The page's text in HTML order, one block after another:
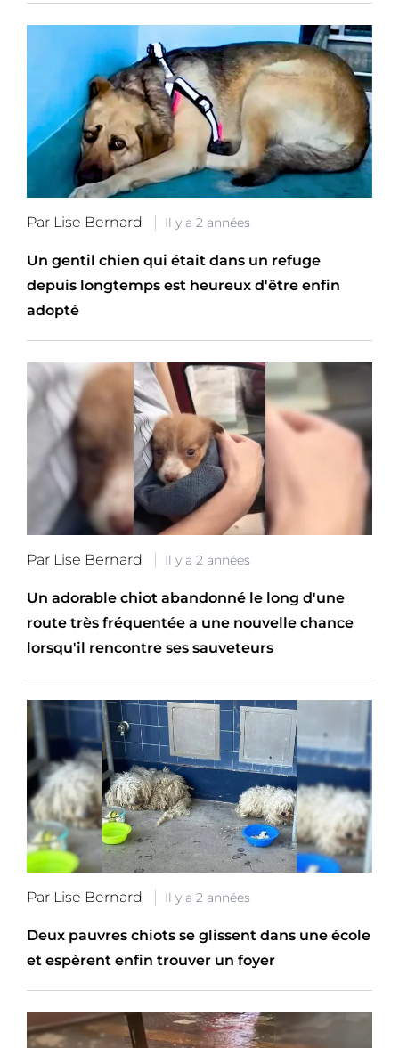
Par Lise Bernard Il y a 2 années
Un gentil chien qui était dans un refuge
depuis longtemps est heureux d'être enfin
adopté
Par Lise Bernard Il y a 2 années
Un adorable chiot abandonné le long d'une
route très fréquentée a une nouvelle chance
lorsqu'il rencontre ses sauveteurs
Par Lise Bernard Il y a 2 années
Deux pauvres chiots se glissent dans une école
et espèrent enfin trouver un foyer